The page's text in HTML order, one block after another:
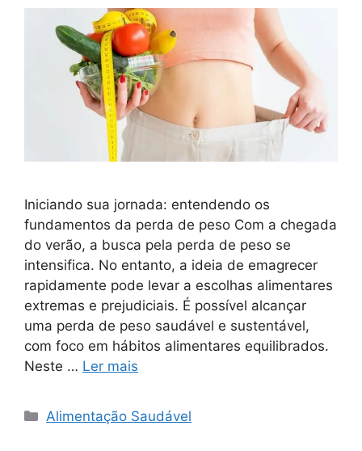
Iniciando sua jornada: entendendo os
fundamentos da perda de peso Com a chegada
do verão, a busca pela perda de peso se
intensifica. No entanto, a ideia de emagrecer
rapidamente pode levar a escolhas alimentares
extremas e prejudiciais. É possível alcançar
uma perda de peso saudável e sustentável,
com foco em hábitos alimentares equilibrados.
Neste … Ler mais
Categorias
Alimentação Saudável